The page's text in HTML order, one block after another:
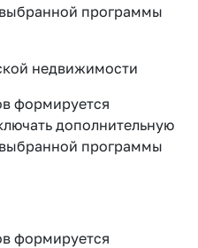
программы
недвижимости
формируется
дополнительную
программы
формируется